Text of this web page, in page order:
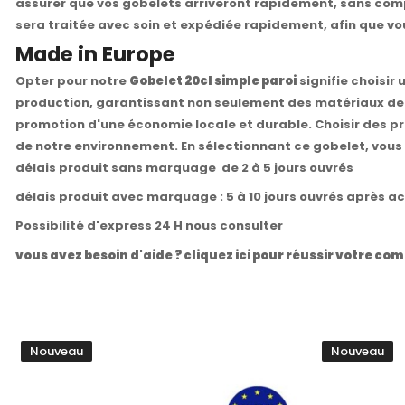
sera traitée avec soin et expédiée rapidement, afin que
Made in Europe
Opter pour notre Gobelet 20cl simple paroi signifie choisir
production, garantissant non seulement des matériaux
promotion d'une économie locale et durable. Choisir
de notre environnement. En sélectionnant ce gobelet,
délais produit sans marquage de 2 à 5 jours ouvrés
délais produit avec marquage : 5 à 10 jours ouvrés après
Possibilité d'express 24 H nous consulter
vous avez besoin d'aide ? cliquez ici pour réussir votre
Nouveau Nouveau